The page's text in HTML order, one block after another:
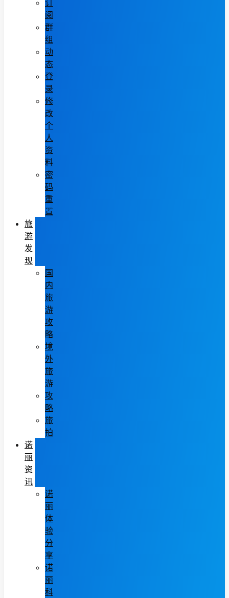
订
阅
群
组
动
态
登
录
修
改
个
人
资
料
密
码
重
置
旅
游
发
现
国
内
旅
游
攻
略
境
外
旅
游
攻
略
旅
拍
诺
丽
资
讯
诺
丽
体
验
分
享
诺
丽
科